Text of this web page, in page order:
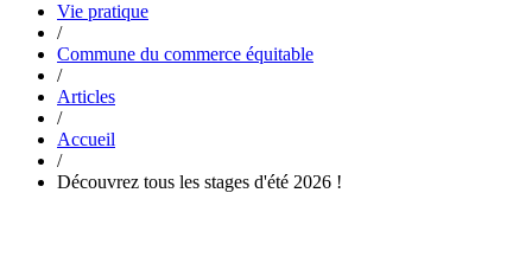
Vie pratique
/
Commune du commerce équitable
/
Articles
/
Accueil
/
Découvrez tous les stages d'été 2026 !